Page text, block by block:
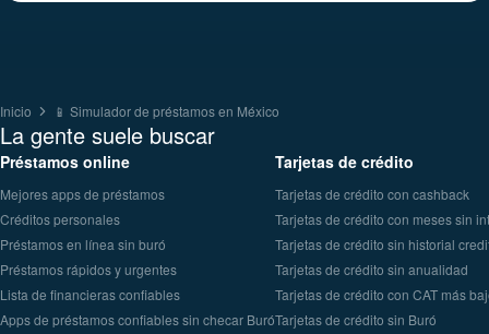
Inicio 📱 Simulador de préstamos en México
La gente suele buscar
Préstamos online
Mejores apps de préstamos
Créditos personales
Préstamos en línea sin buró
Préstamos rápidos y urgentes
Lista de financieras confiables
Apps de préstamos confiables sin checar Buró
Tarjetas de crédito
Tarjetas de crédito con cashback
Tarjetas de crédito con meses sin
Tarjetas de crédito sin historial
Tarjetas de crédito sin anualidad
Tarjetas de crédito con CAT más
Tarjetas de crédito sin Buró